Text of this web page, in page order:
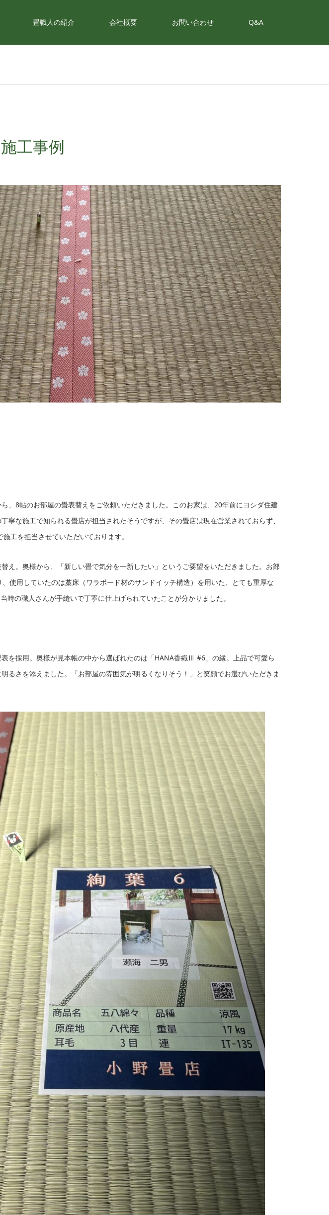
畳職人の紹介 会社概要 お問い合わせ Q&A
工事例
、8帖のお部屋の畳表替えをご依頼いただきました。このお家は、20年前にヨシダ住建
寧な施工で知られる畳店が担当されたそうですが、その畳店は現在営業されておらず、
工を担当させていただいております。
え。奥様から、「新しい畳で気分を一新したい」というご要望をいただきました。お部
使用していたのは藁床（ワラボード材のサンドイッチ構造）を用いた、とても重厚な
時の職人さんが手縫いで丁寧に仕上げられていたことが分かりました。
を採用。奥様が見本帳の中から選ばれたのは「HANA香織Ⅲ #6」の縁。上品で可愛ら
るさを添えました。「お部屋の雰囲気が明るくなりそう！」と笑顔でお選びいただきま